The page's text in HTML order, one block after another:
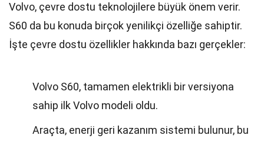
Volvo, çevre dostu teknolojilere büyük önem verir.
S60 da bu konuda birçok yenilikçi özelliğe sahiptir.
İşte çevre dostu özellikler hakkında bazı gerçekler:
Volvo S60, tamamen elektrikli bir versiyona
sahip ilk Volvo modeli oldu.
Araçta, enerji geri kazanım sistemi bulunur, bu